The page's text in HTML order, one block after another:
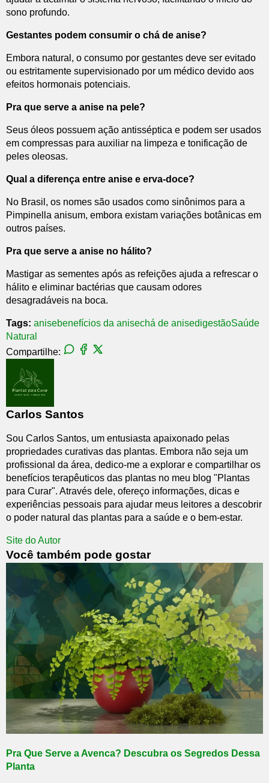
sono profundo.
Gestantes podem consumir o chá de anise?
Embora natural, o consumo por gestantes deve ser evitado
ou estritamente supervisionado por um médico devido aos
efeitos hormonais potenciais.
Pra que serve a anise na pele?
Seus óleos possuem ação antisséptica e podem ser usados
em compressas para auxiliar na limpeza e tonificação de
peles oleosas.
Qual a diferença entre anise e erva-doce?
No Brasil, os nomes são usados como sinônimos para a
Pimpinella anisum, embora existam variações botânicas em
outros países.
Pra que serve a anise no hálito?
Mastigar as sementes após as refeições ajuda a refrescar o
hálito e eliminar bactérias que causam odores
desagradáveis na boca.
Tags: anisebenefícios da anisechá de anisedigestãoSaúde
Natural
Compartilhe:
Carlos Santos
Sou Carlos Santos, um entusiasta apaixonado pelas
propriedades curativas das plantas. Embora não seja um
profissional da área, dedico-me a explorar e compartilhar os
benefícios terapêuticos das plantas no meu blog "Plantas
para Curar". Através dele, ofereço informações, dicas e
experiências pessoais para ajudar meus leitores a descobrir
o poder natural das plantas para a saúde e o bem-estar.
Site do Autor
Você também pode gostar
Pra Que Serve a Avenca? Descubra os Segredos Dessa
Planta